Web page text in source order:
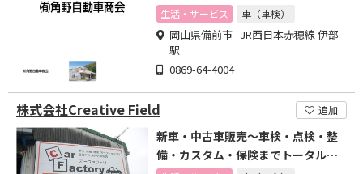
生活・サービス 車（車検）
岡山県備前市 JR西日本赤穂線 伊部
駅
0869-64-4004
株式会社Creative Field 追加
新車・中古車販売～車検・点検・整
備・カスタム・保険までトータルサ